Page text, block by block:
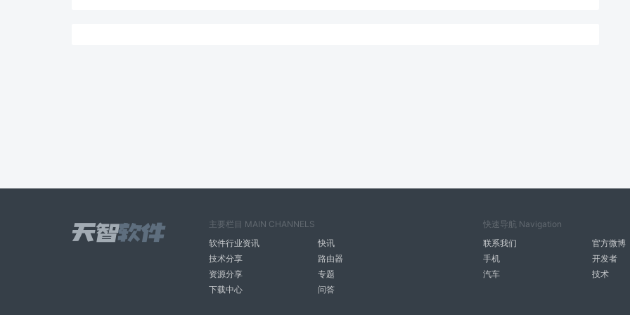
主要栏目 MAIN CHANNELS
软件行业资讯
快讯
技术分享
路由器
资源分享
专题
下载中心
问答
快速导航 Navigation
联系我们
官方微博
手机
开发者
汽车
技术